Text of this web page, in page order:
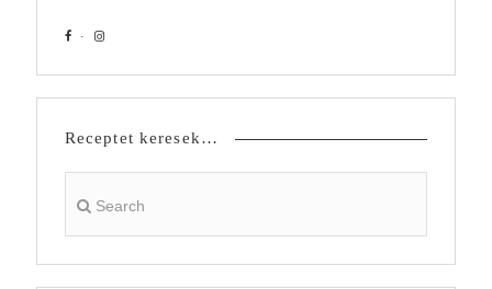
Receptet keresek…